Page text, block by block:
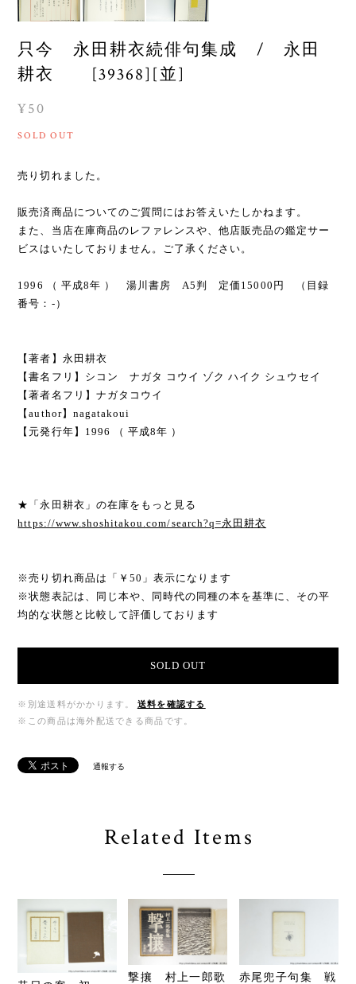
只今 永田耕衣続俳句集成 / 永田
耕衣 [39368][並]
¥50
SOLD OUT
売り切れました。
販売済商品についてのご質問にはお答えいたしかねます。
また、当店在庫商品のレファレンスや、他店販売品の鑑定サー
ビスはいたしておりません。ご了承ください。
1996 （ 平成8年 ） 湯川書房 A5判 定価15000円 （目録
番号：-）
【著者】永田耕衣
【書名フリ】シコン ナガタ コウイ ゾク ハイク シュウセイ
【著者名フリ】ナガタコウイ
【author】nagatakoui
【元発行年】1996 （ 平成8年 ）
★「永田耕衣」の在庫をもっと見る
https://www.shoshitakou.com/search?q=永田耕衣
※売り切れ商品は「￥50」表示になります
※状態表記は、同じ本や、同時代の同種の本を基準に、その平
均的な状態と比較して評価しております
SOLD OUT
※別途送料がかかります。
送料を確認する
※この商品は海外配送できる商品です。
通報する
Related Items
撃攘 村上一郎歌
赤尾兜子句集 戦